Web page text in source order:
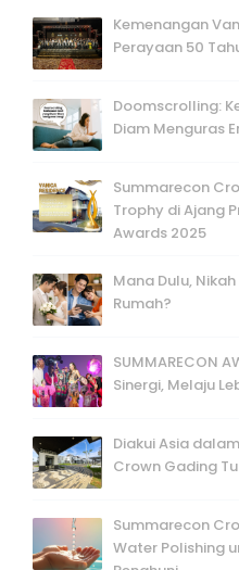
Kemenangan
Perayaan 50
Doomscrolling:
Diam Menguras
Summarecon
Trophy di Ajang
Awards 2025
Mana Dulu,
Rumah?
SUMMARECON
Sinergi, Melaju
Diakui Asia
Crown Gading
Summarecon
Water Polishing